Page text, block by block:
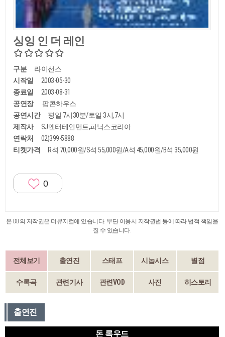
싱잉 인 더 레인
구분
라이선스
시작일
2003-05-30
종료일
2003-08-31
공연장
팝콘하우스
공연시간
평일 7시30분/토일 3시,7시
제작사
SJ엔터테인먼트,피닉스코리아
연락처
02)399-5888
티켓가격
R석 70,000원/S석 55,000원/A석 45,000원/B석 35,000원
0
본 DB의 저작권은 더뮤지컬에 있습니다. 무단 이용시 저작권법 등에 따라 법적 책임을
질 수 있습니다.
전체보기 출연진 스태프 시놉시스 별점
수록곡 관련기사 관련VOD 사진 히스토리
출연진
돈 록우드